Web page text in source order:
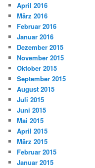
April 2016
März 2016
Februar 2016
Januar 2016
Dezember 2015
November 2015
Oktober 2015
September 2015
August 2015
Juli 2015
Juni 2015
Mai 2015
April 2015
März 2015
Februar 2015
Januar 2015